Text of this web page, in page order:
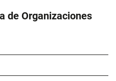
de Organizaciones